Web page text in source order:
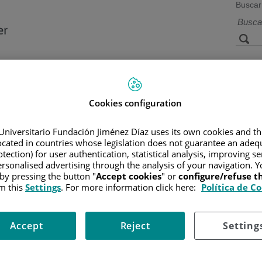
Buscar
Instalaciones y
tecnología
/INFORMACIÓN Y SOPORTE AL PACIENTE/INFORMACIÓN
IMPLANTABLES
blando, con un disco de goma en el extremo. A veces
local.
y el tubo conectado entra en una vena cerca del corazón.
Cookies configuration
Fundación Jiménez Díaz uses its own cookies and
in countries whose legislation does not guarantee an
for user authentication, statistical analysis, improving
advertising through the analysis of your navigation.
pressing the button "Accept cookies" or configure/refuse
thisSettings. For more information click here: Política de
Reject
Accept